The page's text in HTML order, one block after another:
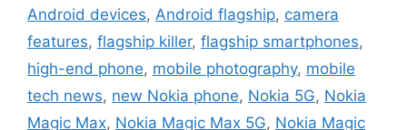
Android devices, Android flagship, camera
features, flagship killer, flagship smartphones,
high-end phone, mobile photography, mobile
tech news, new Nokia phone, Nokia 5G, Nokia
Magic Max, Nokia Magic Max 5G, Nokia Magic